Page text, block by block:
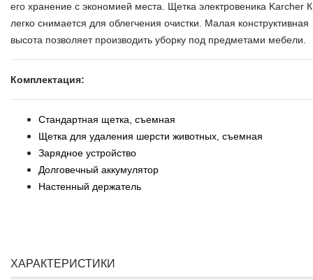
его хранение с экономией места. Щетка электровеника Karcher
легко снимается для облегчения очистки. Малая конструктивная
высота позволяет производить уборку под предметами мебели.
Комплектация:
Стандартная щетка, съемная
Щетка для удаления шерсти животных, съемная
Зарядное устройство
Долговечный аккумулятор
Настенный держатель
ХАРАКТЕРИСТИКИ